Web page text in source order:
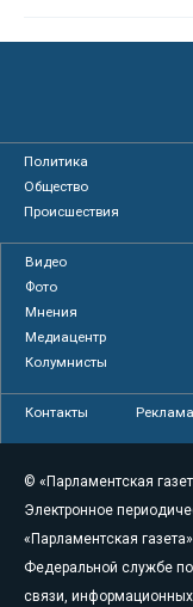
Политика
Общество
Происшествия
Видео
Фото
Мнения
Медиацентр
Колумнисты
Контакты Реклама
© «Парламентская
Электронное
«Парламентская
Федеральной службе
связи, информационных